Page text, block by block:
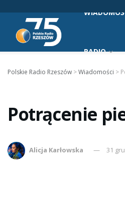
RADIO
Polskie Radio Rzeszów >Wiadomości >
Potrącenie
Alicja Karłowska 31